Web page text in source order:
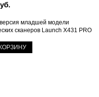
младшей модели
сканеров Launch X431 PRO